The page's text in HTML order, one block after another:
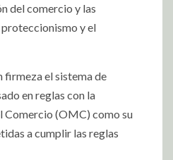
del comercio y las
y el
firmeza el sistema de
en reglas con la
(OMC) como su
a cumplir las reglas